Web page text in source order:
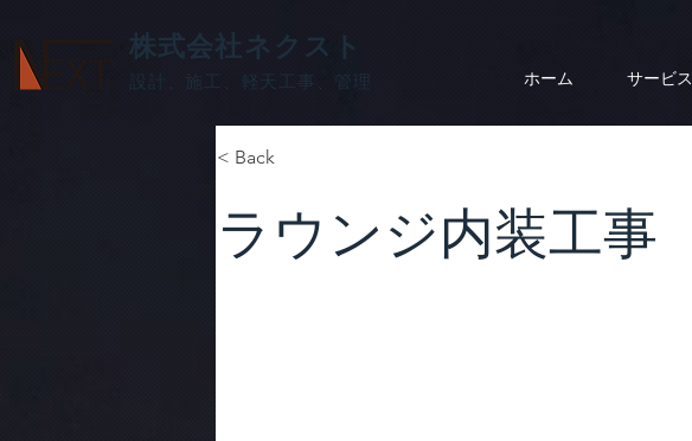
株式会社ネクスト
設計、施工、軽天工事、管理 ホーム サービス
< Back
ラウンジ内装工事